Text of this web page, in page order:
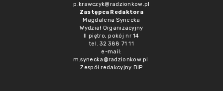
p.krawczyk@radzionkow.pl
Zastępca Redaktora
Magdalena Synecka
Wydział Organizacyjny
II piętro, pokój nr 14
tel. 32 388 71 11
e-mail:
m.synecka@radzionkow.pl
Zespół redakcyjny BIP